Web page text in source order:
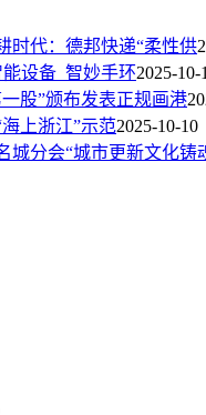
时代：德邦快递“柔性供
设备_智妙手环2025-10-
股”颁布发表正规画港
上浙江”示范2025-10-10
城分会“城市更新文化铸